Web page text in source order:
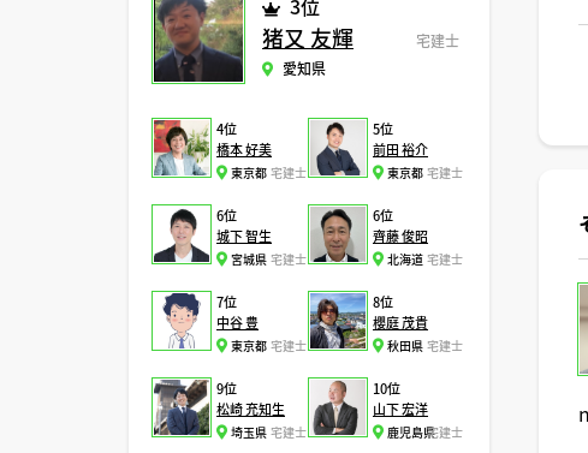
3位
猪又 友輝
宅建士
愛知県
4位
橋本 好美
宅建士
東京都
5位
前田 裕介
宅建士
東京都
6位
城下 智生
宅建士
宮城県
6位
齊藤 俊昭
宅建士
北海道
7位
中谷 豊
宅建士
東京都
8位
櫻庭 茂貴
宅建士
秋田県
9位
松崎 充知生
宅建士
埼玉県
10位
山下 宏洋
宅建士
鹿児島県